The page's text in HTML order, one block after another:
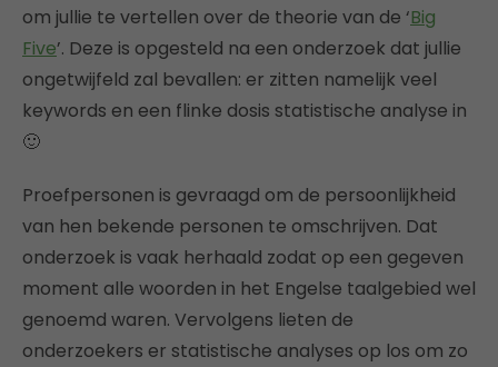
om jullie te vertellen over de theorie van de ‘Big
Five’. Deze is opgesteld na een onderzoek dat jullie
ongetwijfeld zal bevallen: er zitten namelijk veel
keywords en een flinke dosis statistische analyse in
🙂
Proefpersonen is gevraagd om de persoonlijkheid
van hen bekende personen te omschrijven. Dat
onderzoek is vaak herhaald zodat op een gegeven
moment alle woorden in het Engelse taalgebied wel
genoemd waren. Vervolgens lieten de
onderzoekers er statistische analyses op los om zo